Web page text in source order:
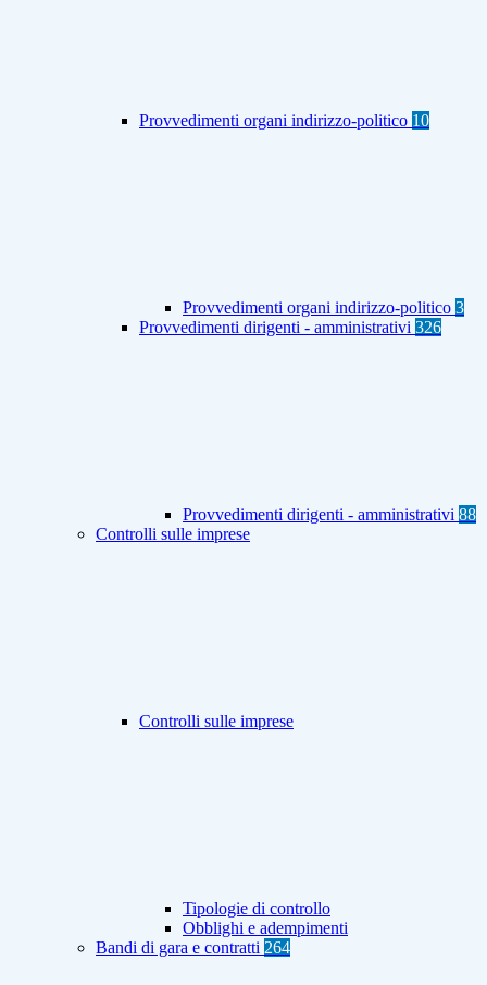
Provvedimenti organi indirizzo-politico 10
Provvedimenti organi indirizzo-politico 3
Provvedimenti dirigenti - amministrativi 326
Provvedimenti dirigenti - amministrativi 88
Controlli sulle imprese
Controlli sulle imprese
Tipologie di controllo
Obblighi e adempimenti
Bandi di gara e contratti 264